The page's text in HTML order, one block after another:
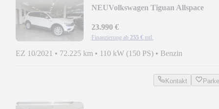
NEUVolkswagen Tiguan Allspace
23.990 €
Finanzierung ab 255 € mtl.
EZ 10/2021 • 72.225 km • 110 kW (150 PS) • Benzin
Kontakt